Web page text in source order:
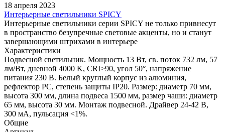
18 апреля 2023
Интерьерные светильники SPICY
Интерьерные светильники серии SPICY не только привнесут
в пространство безупречные световые акценты, но и станут
завершающими штрихами в интерьере
Характеристики
Подвесной светильник. Мощность 13 Вт, св. поток 732 лм, 57
лм/Вт, дневной 4000 K, CRI>90, угол 50°, напряжение
питания 230 В. Белый круглый корпус из алюминия,
рефлектор PC, степень защиты IP20. Размер: диаметр 70 мм,
высота 300 мм, длина подвеса 1500 мм, размер чаши: диаметр
65 мм, высота 30 мм. Монтаж подвесной. Драйвер 24-42 В,
300 мА, пульсация <1%.
Общие